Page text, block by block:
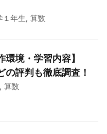
１年生, 算数
境・学習内容】
の評判も徹底調査！
, 算数